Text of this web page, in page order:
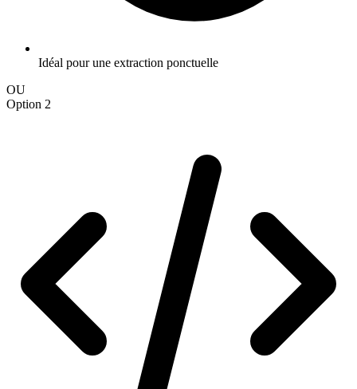
Idéal pour une extraction ponctuelle
OU
Option 2